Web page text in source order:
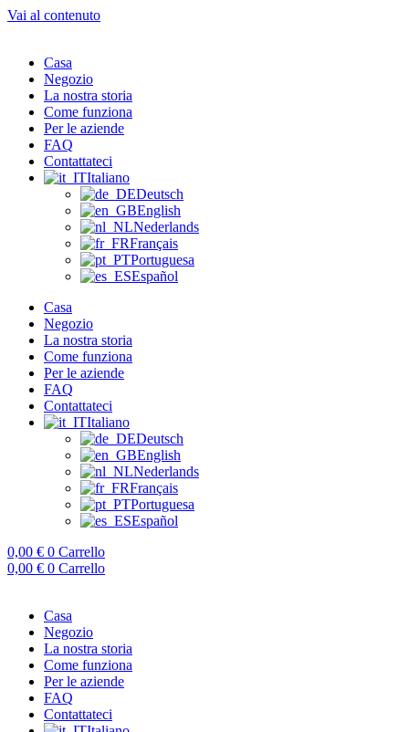
Vai al contenuto
Casa
Negozio
La nostra storia
Come funziona
Per le aziende
FAQ
Contattateci
Italiano
Deutsch
English
Nederlands
Français
Portuguesa
Español
Casa
Negozio
La nostra storia
Come funziona
Per le aziende
FAQ
Contattateci
Italiano
Deutsch
English
Nederlands
Français
Portuguesa
Español
0,00 € 0 Carrello
0,00 € 0 Carrello
Casa
Negozio
La nostra storia
Come funziona
Per le aziende
FAQ
Contattateci